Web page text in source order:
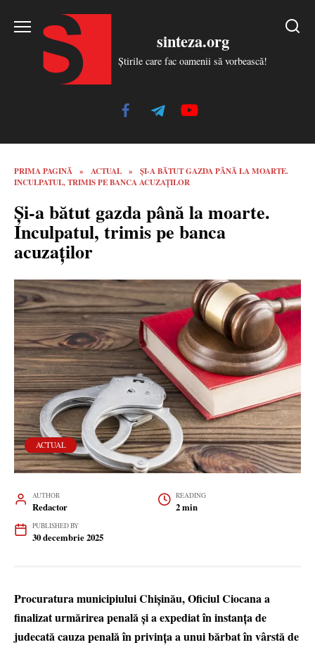
sinteza.org
Știrile care fac oamenii să vorbească!
PRIMA PAGINĂ » ACTUAL »
ȘI-A BĂTUT GAZDA PÂNĂ LA MOARTE.
INCULPATUL, TRIMIS PE BANCA ACUZAȚILOR
Și-a bătut gazda până la moarte.
Inculpatul, trimis pe banca
acuzaților
ACTUAL
AUTHOR
Redactor
READING
2 min
PUBLISHED BY
30 decembrie 2025
Procuratura municipiului Chișinău, Oficiul Ciocana a
finalizat urmărirea penală și a expediat în instanța de
judecată cauza penală în privința a unui bărbat în vârstă de